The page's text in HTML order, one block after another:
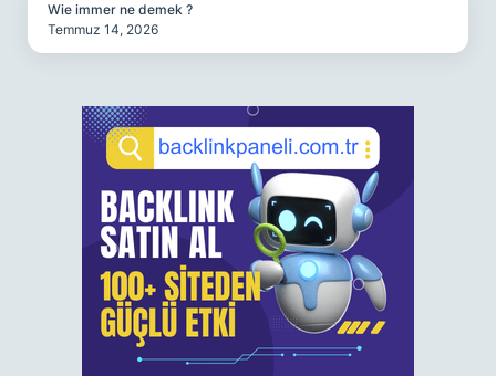
Wie immer ne demek ?
Temmuz 14, 2026